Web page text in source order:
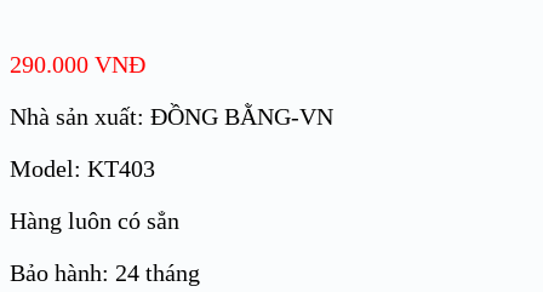
290.000 VNĐ
Nhà sản xuất: ĐỒNG BẰNG-VN
Model: KT403
Hàng luôn có sẳn
Bảo hành: 24 tháng